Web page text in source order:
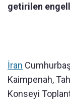
getirilen
İran
Kaimpenah,
Konseyi